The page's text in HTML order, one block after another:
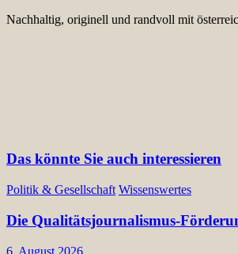
Nachhaltig, originell und randvoll mit
Das könnte Sie auch interessieren
Politik & Gesellschaft Wissenswertes
Die Qualitätsjournalismus-
6. August 2026